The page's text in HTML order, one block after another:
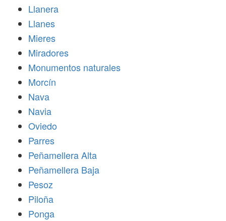
Llanera
Llanes
Mieres
Miradores
Monumentos naturales
Morcín
Nava
Navia
Oviedo
Parres
Peñamellera Alta
Peñamellera Baja
Pesoz
Piloña
Ponga